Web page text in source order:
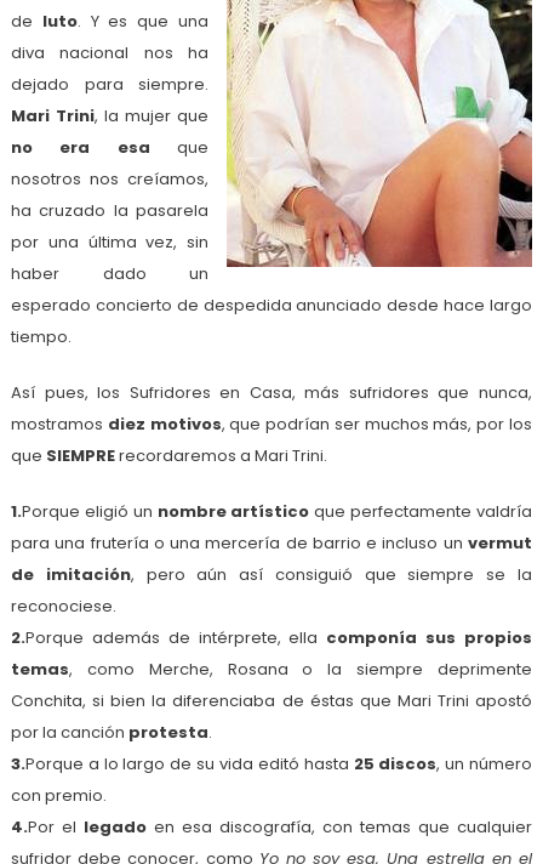
de luto. Y es que una
diva nacional nos ha
dejado para siempre.
Mari Trini, la mujer que
no era esa que
nosotros nos creíamos,
ha cruzado la pasarela
por una última vez, sin
haber dado un
esperado concierto de despedida anunciado desde hace largo
tiempo.
Así pues, los Sufridores en Casa, más sufridores que nunca,
mostramos diez motivos, que podrían ser muchos más, por los
que SIEMPRErecordaremos a Mari Trini.
1.Porque eligió un nombre artístico que perfectamente valdría
para una frutería o una mercería de barrio e incluso unvermut
de imitación, pero aún así consiguió que siempre se la
reconociese.
2.Porque además de intérprete, ella componía sus propios
temas, como Merche, Rosana o la siempre deprimente
Conchita, si bien la diferenciaba de éstas que Mari Trini apostó
por la canción protesta.
3.Porque a lo largo de su vida editó hasta 25 discos, un número
con premio.
4.Por el legadoen esa discografía, con temas que cualquier
sufridor debe conocer, como Yo no soy esa, Una estrella en el